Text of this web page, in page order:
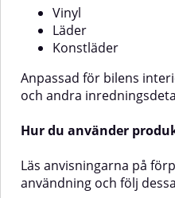
upp och ner och trycka på
munstycket i cirka 5
sekunder.Torktiden beror på
omgivningstemperatur,
det applicerade lacklagret.💡
Viktigt att tänka på!Innan du
behandlar hela ytan
produkten på ett diskret område.
behandlingen och att du är nöjd
med färgresultatet innan du går
vidare. Material, slitage och
Vinyl
Läder
Konstläder
Anpassad för bilens
och andra
Hur du använder
Läs anvisningarna på
användning och följ